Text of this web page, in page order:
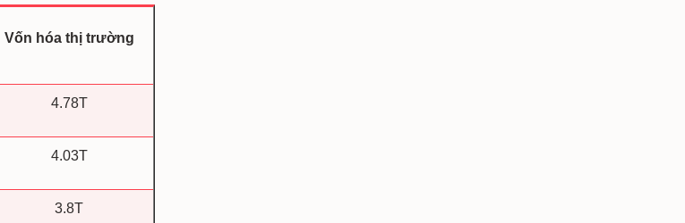
Vốn hóa thị trường
4.78T
4.03T
3.8T